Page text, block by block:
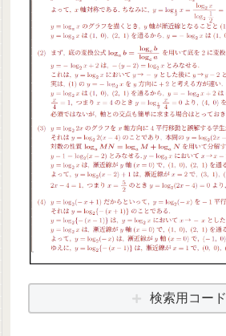
検索用コード